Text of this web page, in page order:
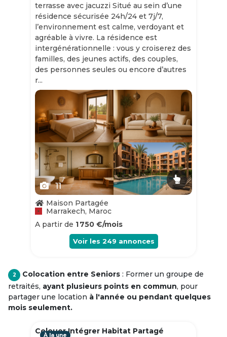
terrasse avec jacuzzi Situé au sein d’une
résidence sécurisée 24h/24 et 7j/7,
l’environnement est calme, verdoyant et
agréable à vivre. La résidence est
intergénérationnelle : vous y croiserez des
familles, des jeunes actifs, des couples,
des personnes seules ou encore d’autres
r...
Slide 1 of 11
11
Maison Partagée
Marrakech, Maroc
A partir de 1 750 €/mois
Voir les 249 annonces
2 Colocation entre Seniors : Former un groupe de
retraités, ayant plusieurs points en commun, pour
partager une location à l'année ou pendant quelques
mois seulement.
Colouer Intégrer Habitat Partagé
À la une